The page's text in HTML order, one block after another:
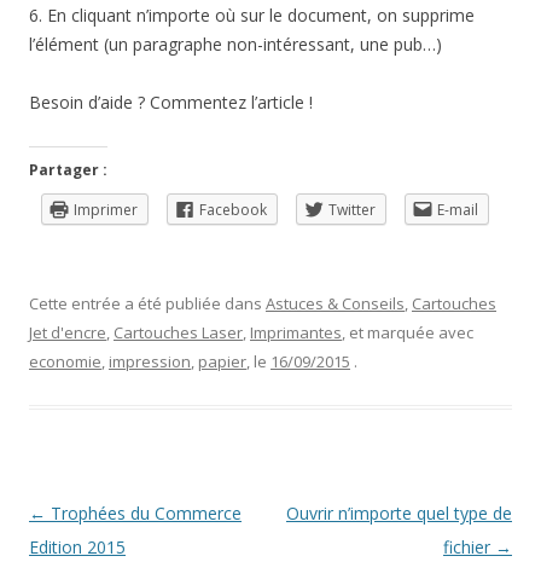
6. En cliquant n’importe où sur le document, on supprime
l’élément (un paragraphe non-intéressant, une pub…)
Besoin d’aide ? Commentez l’article !
Partager :
Imprimer
Facebook Twitter E-mail
Cette entrée a été publiée dans Astuces & Conseils, Cartouches
Jet d'encre, Cartouches Laser, Imprimantes, et marquée avec
economie, impression, papier, le 16/09/2015 .
Navigation
des
← Trophées du Commerce
Edition 2015
Ouvrir n’importe quel type de
fichier →